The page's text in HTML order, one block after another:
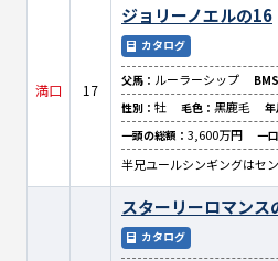
満口 17
ジョリーノエルの16
カタログ
父馬： ルーラーシップ
性別： 牡 毛色： 黒鹿毛 年
一頭の総額： 3,600万円 一
半兄ユールシンギングはセ
スターリーロマンス
カタログ